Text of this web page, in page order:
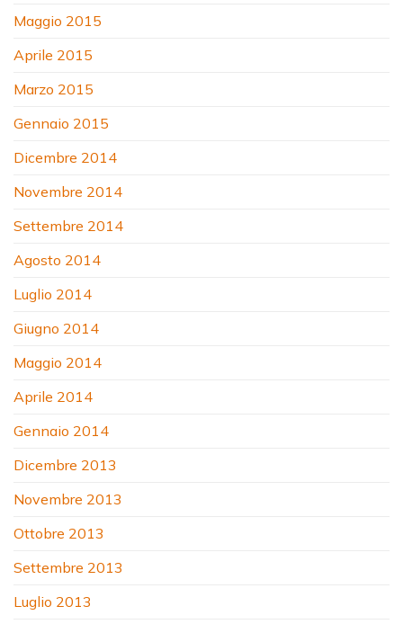
Maggio 2015
Aprile 2015
Marzo 2015
Gennaio 2015
Dicembre 2014
Novembre 2014
Settembre 2014
Agosto 2014
Luglio 2014
Giugno 2014
Maggio 2014
Aprile 2014
Gennaio 2014
Dicembre 2013
Novembre 2013
Ottobre 2013
Settembre 2013
Luglio 2013